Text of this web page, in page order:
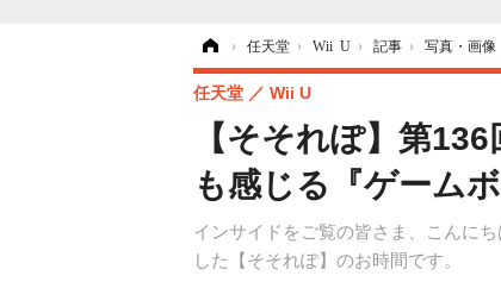
› 任天堂 › Wii U › 記事 › 写真・画像
【そそれぽ】第
も感じる『ゲーム
インサイドをご覧の皆さま、こんに
した【そそれぽ】のお時間です。
任天堂 Wii U